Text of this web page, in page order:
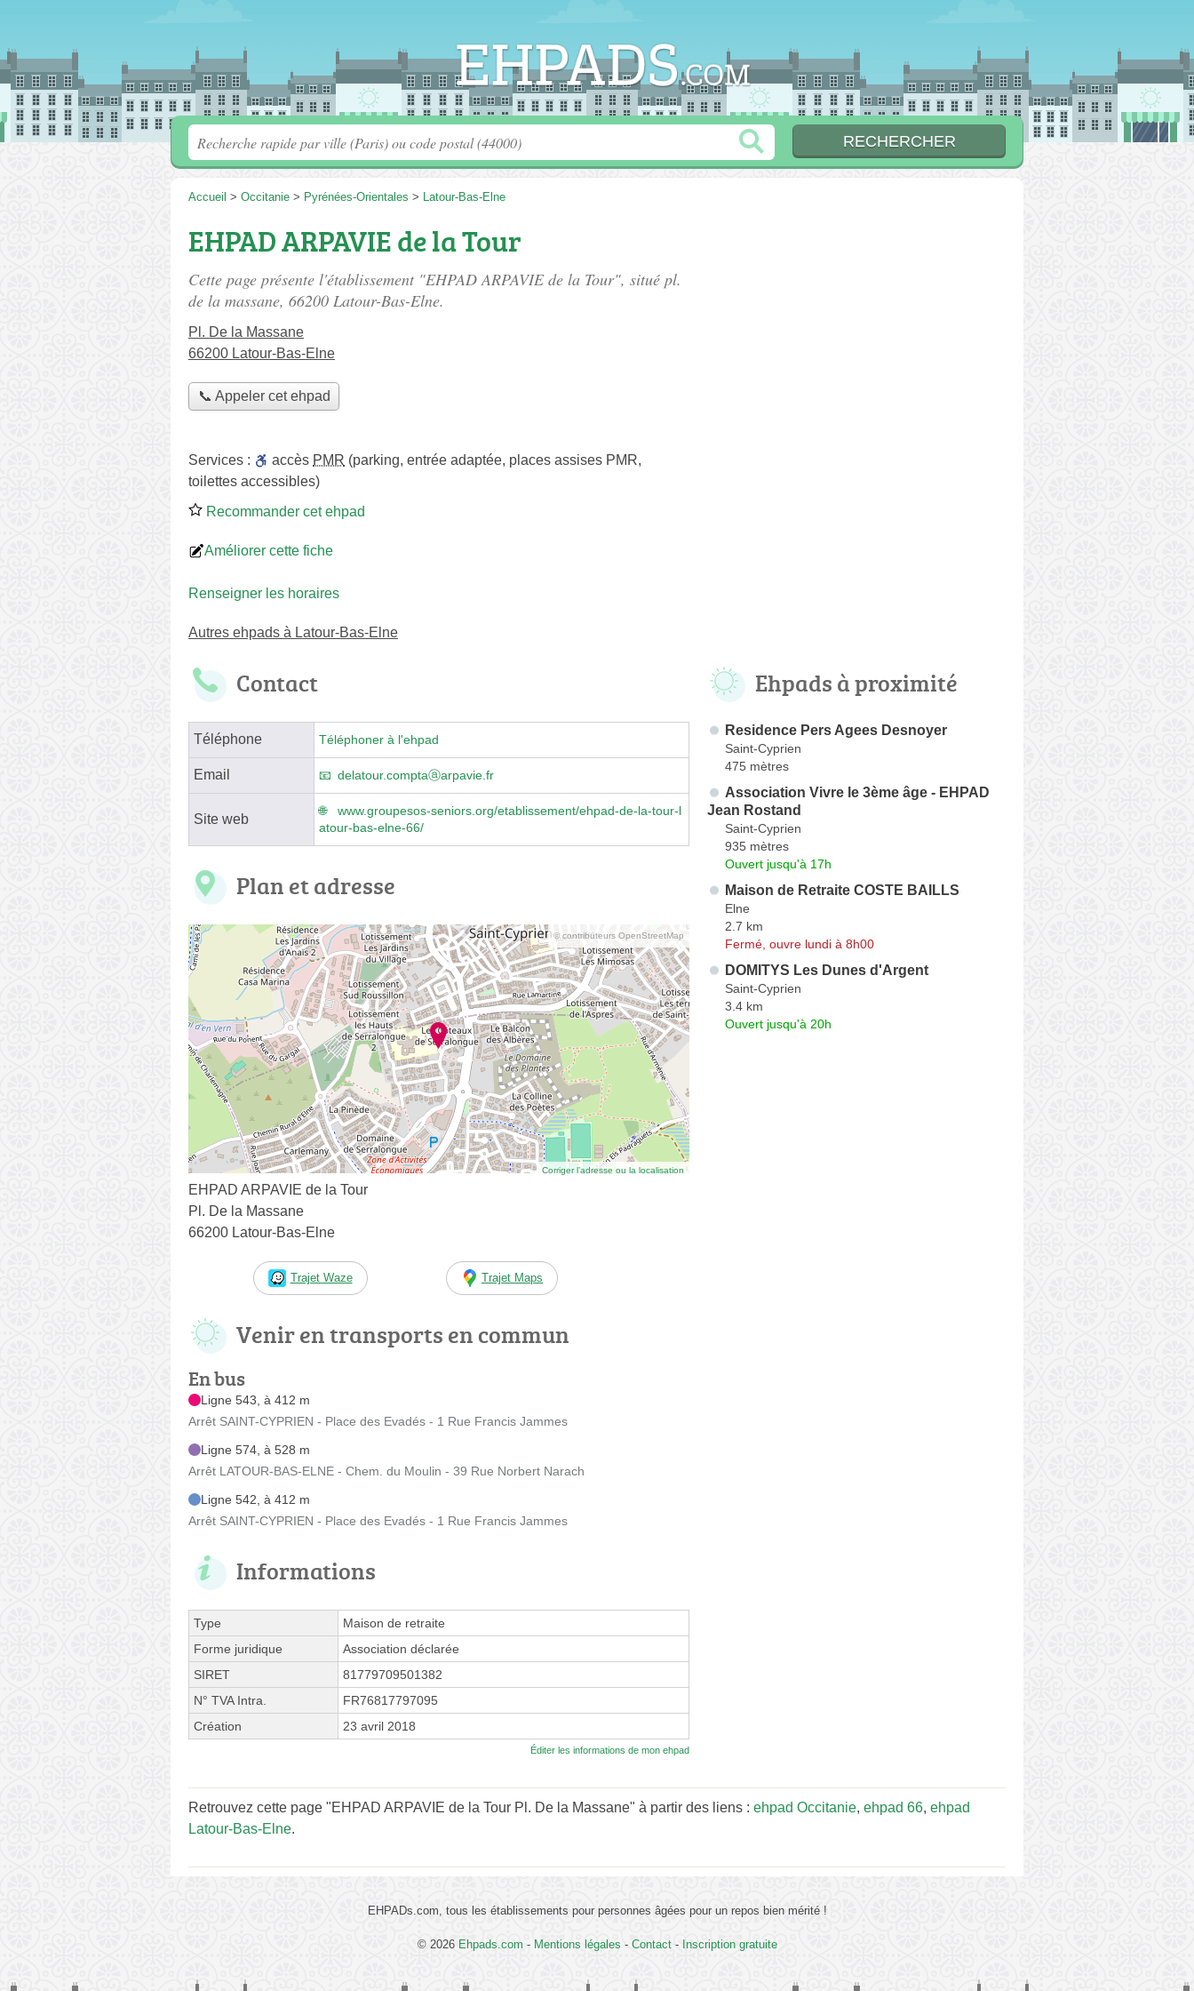
Accueil > Occitanie > Pyrénées-Orientales > Latour-Bas-Elne
EHPAD ARPAVIE de la Tour
Cette page présente l'établissement "EHPAD ARPAVIE de la Tour", situé pl.
de la massane, 66200 Latour-Bas-Elne.
Pl. De la Massane
66200 Latour-Bas-Elne
📞 Appeler cet ehpad
Services : accès PMR (parking, entrée adaptée, places assises PMR,
toilettes accessibles)
Recommander cet ehpad
Améliorer cette fiche
Renseigner les horaires
Autres ehpads à Latour-Bas-Elne
Contact
Téléphone Téléphoner à l'ehpad
Email delatour.comptaⓐarpavie.fr
Site web
www.groupesos-seniors.org/etablissement/ehpad-de-la-tour-l
atour-bas-elne-66/
Plan et adresse
© contributeurs OpenStreetMap
Corriger l’adresse ou la localisation
EHPAD ARPAVIE de la Tour
Pl. De la Massane
66200 Latour-Bas-Elne
Trajet Waze Trajet Maps
Venir en transports en commun
En bus
Ligne 543, à 412 m
Arrêt SAINT-CYPRIEN - Place des Evadés - 1 Rue Francis Jammes
Ligne 574, à 528 m
Arrêt LATOUR-BAS-ELNE - Chem. du Moulin - 39 Rue Norbert Narach
Ligne 542, à 412 m
Arrêt SAINT-CYPRIEN - Place des Evadés - 1 Rue Francis Jammes
Informations
Type
Maison de retraite
Forme juridique
Association déclarée
SIRET
81779709501382
N° TVA Intra.
FR76817797095
Création
23 avril 2018
Éditer les informations de mon ehpad
Ehpads à proximité
Residence Pers Agees Desnoyer
Saint-Cyprien
475 mètres
Association Vivre le 3ème âge - EHPAD
Jean Rostand
Saint-Cyprien
935 mètres
Ouvert jusqu'à 17h
Maison de Retraite COSTE BAILLS
Elne
2.7 km
Fermé, ouvre lundi à 8h00
DOMITYS Les Dunes d'Argent
Saint-Cyprien
3.4 km
Ouvert jusqu'à 20h
Retrouvez cette page "EHPAD ARPAVIE de la Tour Pl. De la Massane" à partir des liens : ehpad Occitanie, ehpad 66, ehpad
Latour-Bas-Elne.
EHPADs.com, tous les établissements pour personnes âgées pour un repos bien mérité !
© 2026 Ehpads.com - Mentions légales - Contact- Inscription gratuite